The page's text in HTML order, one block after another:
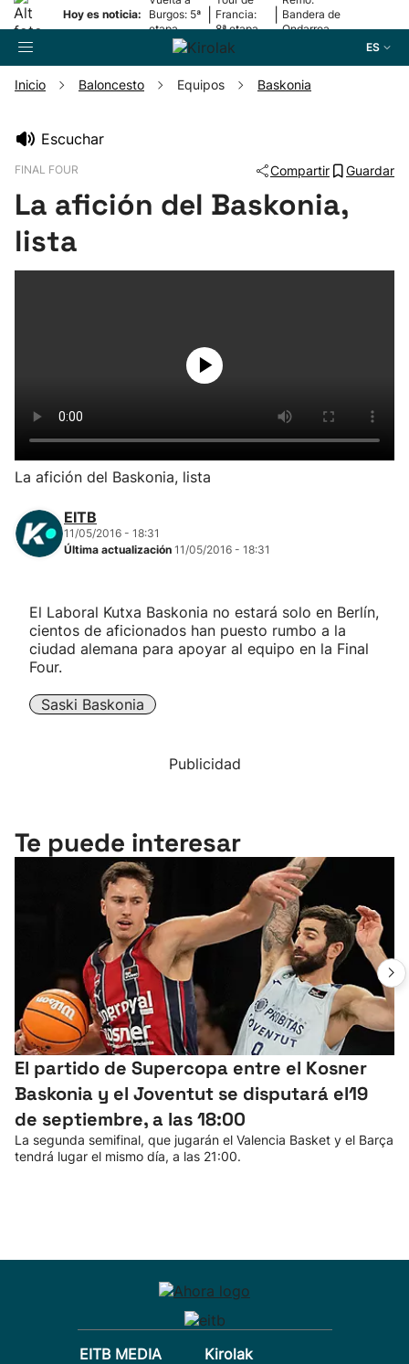
Hoy es noticia:
Burgos: 5ª
etapa
Francia:
8ª etapa
Bandera de
Ondarroa
ES
Pelota
Herri-kirolak
Balonmano
Kirolak 360
Carreras de montaña
Inicio Baloncesto Equipos Baskonia
Escuchar
FINAL FOUR Compartir Guardar
La afición del Baskonia,
lista
La afición del Baskonia, lista
EITB
11/05/2016 - 18:31
Última actualización 11/05/2016 - 18:31
El Laboral Kutxa Baskonia no estará solo en Berlín,
cientos de aficionados han puesto rumbo a la
ciudad alemana para apoyar al equipo en la Final
Four.
Saski Baskonia
Publicidad
Te puede interesar
El partido de Supercopa entre el Kosner
Baskonia y el Joventut se disputará el19
de septiembre, a las 18:00
La segunda semifinal, que jugarán el Valencia Basket y el Barça
tendrá lugar el mismo día, a las 21:00.
EITB MEDIA
Kirolak